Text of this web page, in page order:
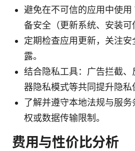
避免在不可信的应用中使
备安全（更新系统、安装可
定期检查应用更新，关注
露。
结合隐私工具：广告拦截
器隐私模式等共同提升隐私
了解并遵守本地法规与服
权或数据传输限制。
费用与性价比分析